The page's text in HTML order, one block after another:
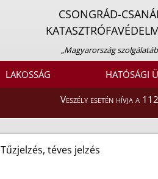
CSONGRÁD-
„Magyarország
LAKOSSÁG HATÓSÁGI
Veszély esetén hívja a
Tűzjelzés, téves jelzés